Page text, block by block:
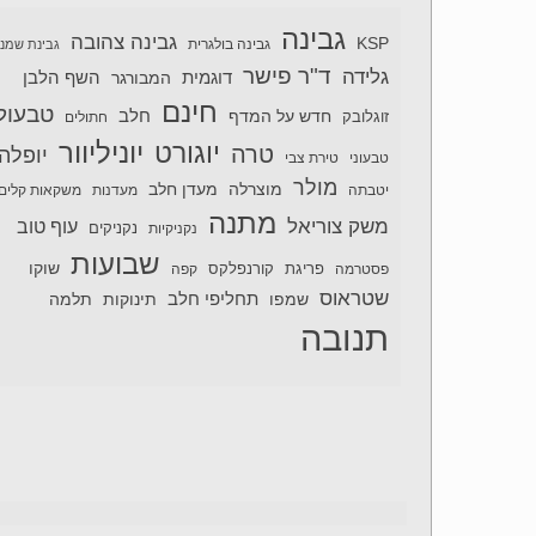
KSP גבינה גבינה בולגרית גבינה צהובה גבינת
גלידה ד"ר פישר דוגמית המבורגר השף הלבן
זוגלובק חדש על המדף חינם חלב חתולים
טבעוני טירת צבי טרה יוגורט יוניליוור
יטבתה מולר מוצרלה מעדן חלב מעדנות משקאות
משק צוריאל מתנה נקניקיות נקניקים עוף טוב
פסטרמה פריגת קורנפלקס קפה שבועות שוקו
שטראוס שמפו תחליפי חלב תינוקות תלמה
תנובה